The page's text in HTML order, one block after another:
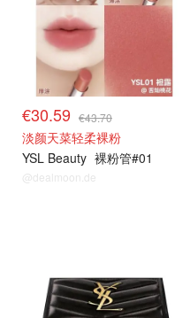
€30.59 €43.70
淡颜天菜轻柔裸粉
YSL Beauty 裸粉管#01
@dealmoon.de